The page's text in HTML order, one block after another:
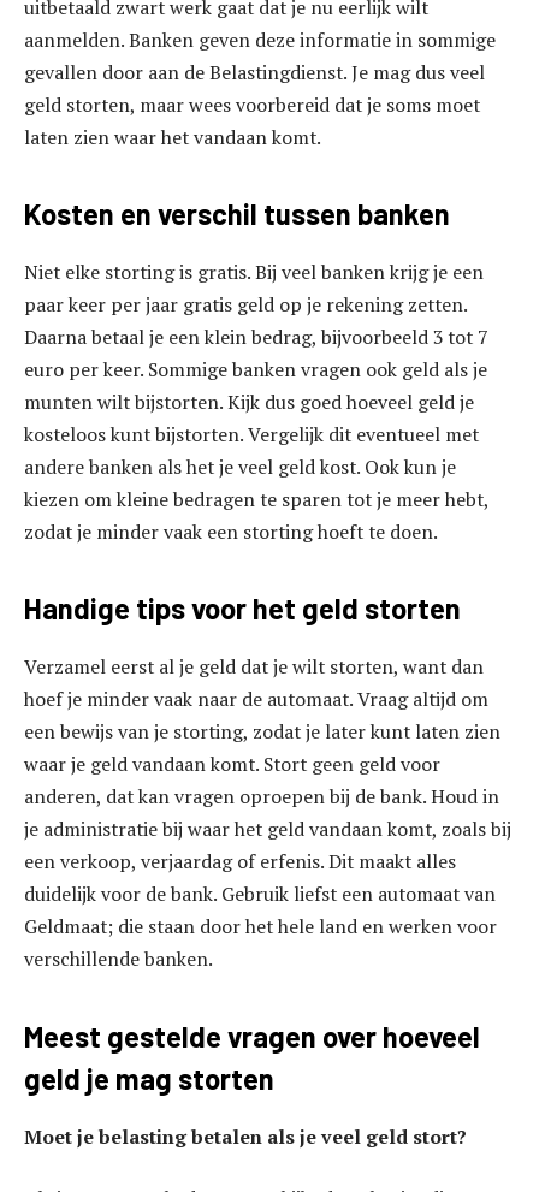
uitbetaald zwart werk gaat dat je nu eerlijk wilt
aanmelden. Banken geven deze informatie in sommige
gevallen door aan de Belastingdienst. Je mag dus veel
geld storten, maar wees voorbereid dat je soms moet
laten zien waar het vandaan komt.
Kosten en verschil tussen banken
Niet elke storting is gratis. Bij veel banken krijg je een
paar keer per jaar gratis geld op je rekening zetten.
Daarna betaal je een klein bedrag, bijvoorbeeld 3 tot 7
euro per keer. Sommige banken vragen ook geld als je
munten wilt bijstorten. Kijk dus goed hoeveel geld je
kosteloos kunt bijstorten. Vergelijk dit eventueel met
andere banken als het je veel geld kost. Ook kun je
kiezen om kleine bedragen te sparen tot je meer hebt,
zodat je minder vaak een storting hoeft te doen.
Handige tips voor het geld storten
Verzamel eerst al je geld dat je wilt storten, want dan
hoef je minder vaak naar de automaat. Vraag altijd om
een bewijs van je storting, zodat je later kunt laten zien
waar je geld vandaan komt. Stort geen geld voor
anderen, dat kan vragen oproepen bij de bank. Houd in
je administratie bij waar het geld vandaan komt, zoals bij
een verkoop, verjaardag of erfenis. Dit maakt alles
duidelijk voor de bank. Gebruik liefst een automaat van
Geldmaat; die staan door het hele land en werken voor
verschillende banken.
Meest gestelde vragen over hoeveel
geld je mag storten
Moet je belasting betalen als je veel geld stort?